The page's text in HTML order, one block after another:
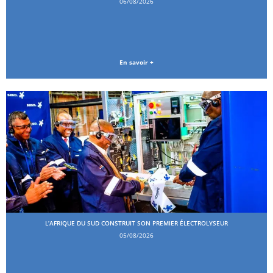
En savoir +
L’AFRIQUE DU SUD CONSTRUIT SON PREMIER ÉLECTROLYSEUR
05/08/2026